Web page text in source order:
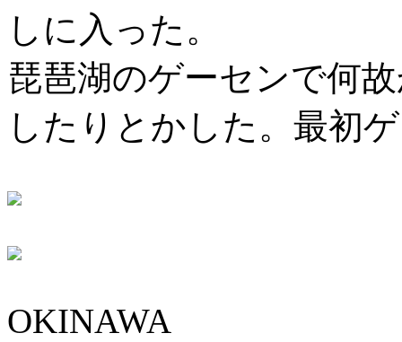
しに入った。
琵琶湖のゲーセンで何
したりとかした。最初
OKINAWA